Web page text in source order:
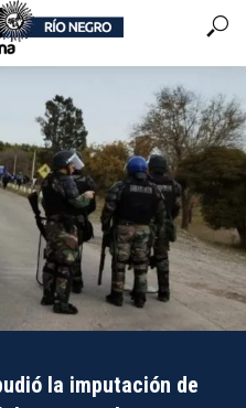
la imputación de